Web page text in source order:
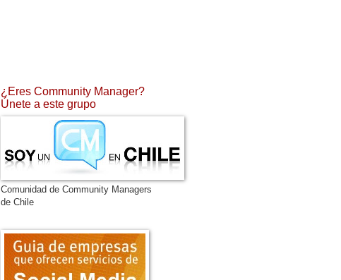
¿Eres Community Manager?
Únete a este grupo
Comunidad de Community Managers
de Chile